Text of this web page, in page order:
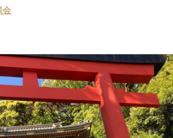
す。 日本古来の伝統美と格式溢れる
会